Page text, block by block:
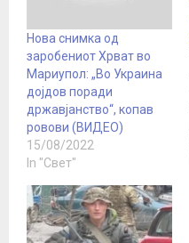
Нова снимка од
заробениот Хрват во
Мариупол: „Во Украина
дојдов поради
државјанство“, копав
ровови (ВИДЕО)
15/08/2022
In "Свет"